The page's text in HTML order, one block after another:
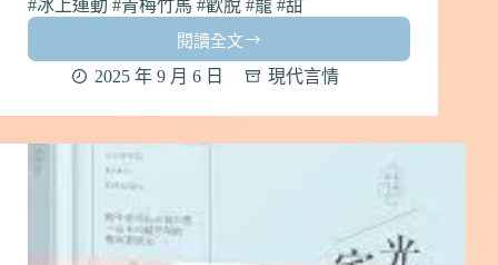
#冰上運動 #青梅竹馬 #歡脫 #寵 #甜
閱讀全文
【冰
糖
雪
梨】
2025 年 9 月 6 日 現代言情